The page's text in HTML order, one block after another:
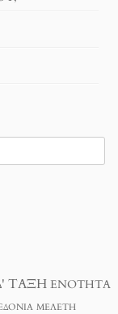
ΤΆΞΗ ΕΝΌΤΗΤΑ
ΜΕΛΈΤΗ